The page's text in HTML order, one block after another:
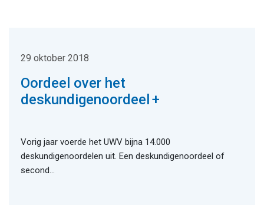
29 oktober 2018
Oordeel over het
deskundigenoordeel
Vorig jaar voerde het UWV bijna 14.000
deskundigenoordelen uit. Een deskundigenoordeel of
second...